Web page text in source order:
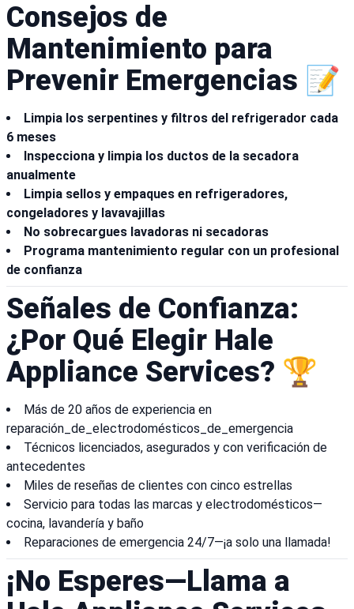
Consejos de
Mantenimiento para
Prevenir Emergencias 📝
Limpia los serpentines y filtros del refrigerador cada
6 meses
Inspecciona y limpia los ductos de la secadora
anualmente
Limpia sellos y empaques en refrigeradores,
congeladores y lavavajillas
No sobrecargues lavadoras ni secadoras
Programa mantenimiento regular con un profesional
de confianza
Señales de Confianza:
¿Por Qué Elegir Hale
Appliance Services? 🏆
Más de 20 años de experiencia en
reparación_de_electrodomésticos_de_emergencia
Técnicos licenciados, asegurados y con verificación de
antecedentes
Miles de reseñas de clientes con cinco estrellas
Servicio para todas las marcas y electrodomésticos—
cocina, lavandería y baño
Reparaciones de emergencia 24/7—¡a solo una llamada!
¡No Esperes—Llama a